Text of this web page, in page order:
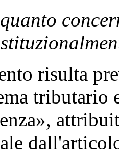
risulta
tributario